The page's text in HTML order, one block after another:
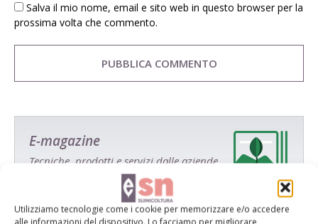
Utilizziamo tecnologie come i cookie per memorizzare e/o accedere
Salva il mio nome, email e sito web in questo browser per la
prossima volta che commento.
E-magazine
Tecniche, prodotti e servizi dalle aziende